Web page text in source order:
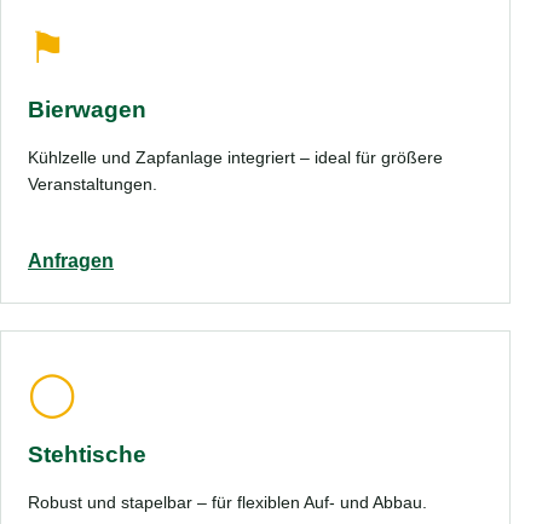
⚑
Bierwagen
Kühlzelle und Zapfanlage integriert – ideal für größere
Veranstaltungen.
Anfragen
◯
Stehtische
Robust und stapelbar – für flexiblen Auf- und Abbau.